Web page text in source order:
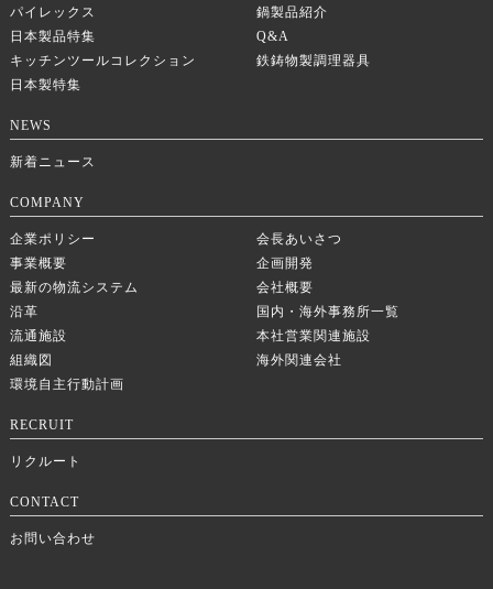
パイレックス
鍋製品紹介
日本製品特集
Q&A
キッチンツールコレクション
鉄鋳物製調理器具
日本製特集
NEWS
新着ニュース
COMPANY
企業ポリシー
会長あいさつ
事業概要
企画開発
最新の物流システム
会社概要
沿革
国内・海外事務所一覧
流通施設
本社営業関連施設
組織図
海外関連会社
環境自主行動計画
RECRUIT
リクルート
CONTACT
お問い合わせ